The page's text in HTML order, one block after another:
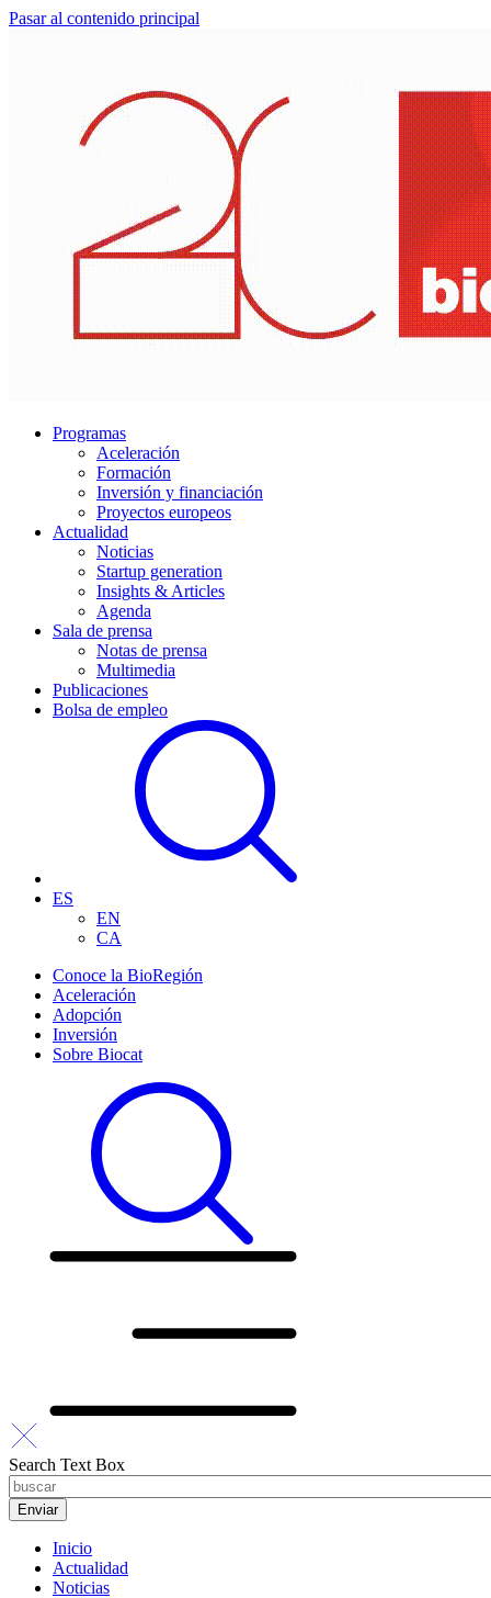
Pasar al contenido principal
Programas
Aceleración
Formación
Inversión y financiación
Proyectos europeos
Actualidad
Noticias
Startup generation
Insights & Articles
Agenda
Sala de prensa
Notas de prensa
Multimedia
Publicaciones
Bolsa de empleo
ES
EN
CA
Conoce la BioRegión
Aceleración
Adopción
Inversión
Sobre Biocat
Search Text Box
Inicio
Actualidad
Noticias